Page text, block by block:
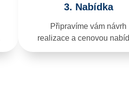
3. Nabídka
Připravíme vám návrh
realizace a cenovou